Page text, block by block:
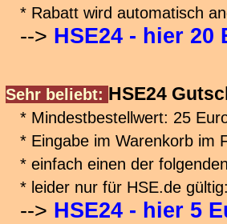
* Rabatt wird automatisch
--> HSE24 - hier
Sehr beliebt: HSE24
* Mindestbestellwert: 25
* Eingabe im Warenkorb im
* einfach einen der
* leider nur für HSE.de gültig:
--> HSE24 - hier 5